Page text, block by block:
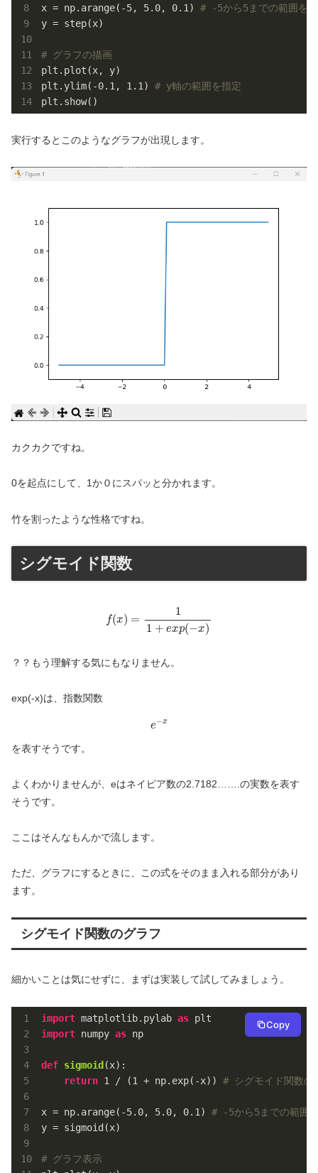
x = np.arange( -5, 5.0, 0.1) # -5から5までの範囲を
y = step(x)
# グラフの描画
plt.plot(x, y)
plt.ylim( -0.1, 1.1) # y軸の範囲を指定
plt.show()
実行するとこのようなグラフが出現します。
カクカクですね。
0を起点にして、1か０にスパッと分かれます。
竹を割ったような性格ですね。
シグモイド関数
f(x) =
1
1 + exp(−x)
p
？？もう理解する気にもなりません。
exp(-x)は、指数関数
e−x
−x
を表すそうです。
よくわかりませんが、eはネイピア数の2.7182…….の実数を表す
そうです。
ここはそんなもんかで流します。
ただ、グラフにするときに、この式をそのまま入れる部分があり
ます。
シグモイド関数のグラフ
細かいことは気にせずに、まずは実装して試してみましょう。
import matplotlib.pylab as
import numpy as np
def sigmoid (x) :
return 1 / (1 + np.exp(-x)) # シグモイド関数の
x = np.arange( -5.0, 5.0, 0.1) # -5から5までの範囲
y = sigmoid(x)
# グラフ表示
Copy